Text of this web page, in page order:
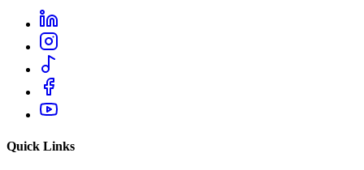
Quick Links